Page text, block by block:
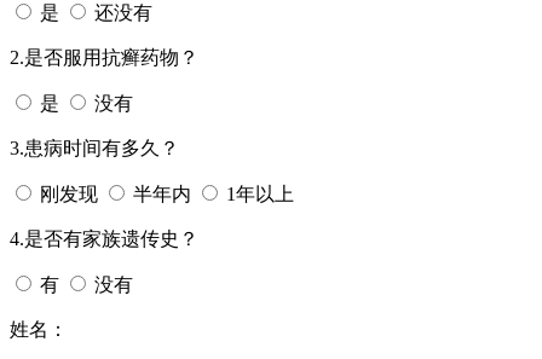
是 还没有
2.是否服用抗癣药物？
是 没有
3.患病时间有多久？
刚发现 半年内 1年以上
4.是否有家族遗传史？
有 没有
姓名：